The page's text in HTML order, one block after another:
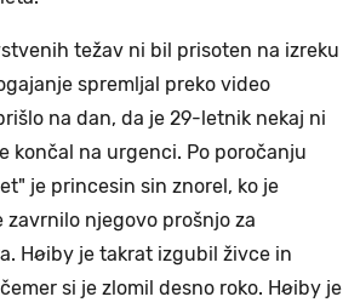
težav ni bil prisoten na izreku
spremljal preko video
na dan, da je 29-letnik nekaj ni
končal na urgenci. Po poročanju
je princesin sin znorel, ko je
zavrnilo njegovo prošnjo za
Høiby je takrat izgubil živce in
si je zlomil desno roko. Høiby je